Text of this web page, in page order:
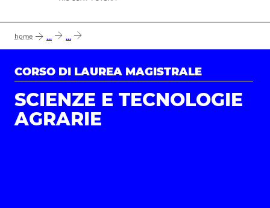
home ... ...
CORSO DI LAUREA MAGISTRALE
SCIENZE E TECNOLOGIE
AGRARIE